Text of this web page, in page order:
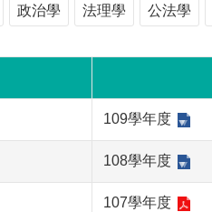
政治學 法理學 公法學
109學年度
108學年度
107學年度